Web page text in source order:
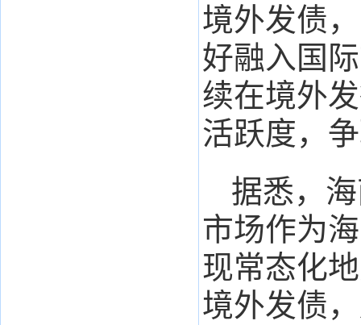
境外发债
好融入国
续在境外
活跃度，
据悉，
市场作为
现常态化
境外发债